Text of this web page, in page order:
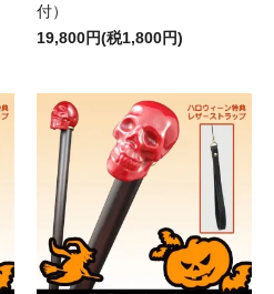
付）
19,800円(税1,800円)